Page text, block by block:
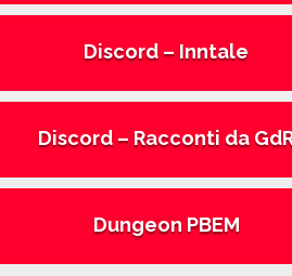
Discord – Inntale
Discord – Racconti da
Dungeon PBEM